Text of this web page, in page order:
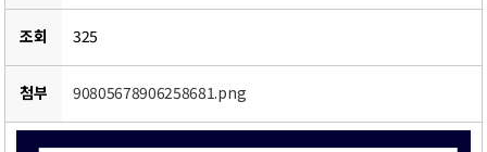
조회 325
첨부 90805678906258681.png